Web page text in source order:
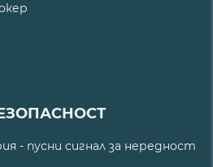
- пусни сигнал за нередност